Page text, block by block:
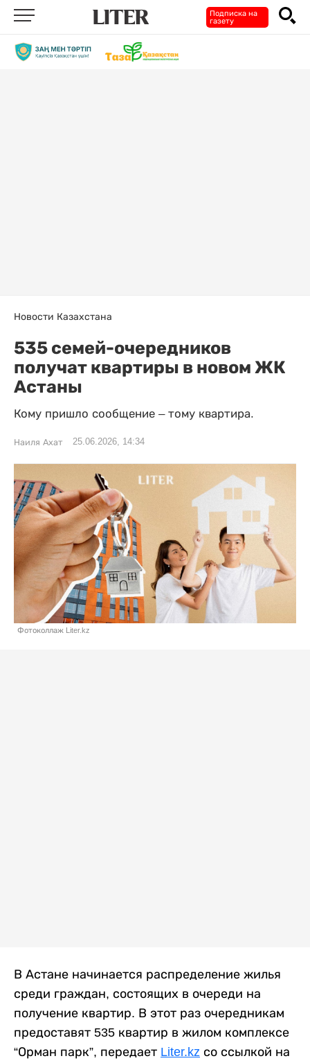
Подписка на
газету
Новости Казахстана
535 семей-очередников
получат квартиры в новом ЖК
Астаны
Кому пришло сообщение – тому квартира.
Наиля Ахат 25.06.2026, 14:34
Фотоколлаж Liter.kz
В Астане начинается распределение жилья
среди граждан, состоящих в очереди на
получение квартир. В этот раз очередникам
предоставят 535 квартир в жилом комплексе
“Орман парк”, передает Liter.kz со ссылкой на